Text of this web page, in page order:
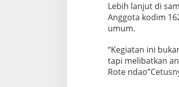
Lebih lanjut di
Anggota kodim
umum.
“Kegiatan ini
tapi melibatkan
Rote